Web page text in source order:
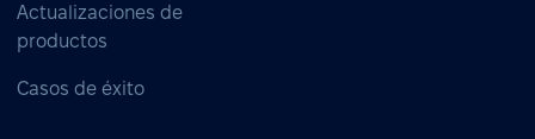
Actualizaciones de
productos
Casos de éxito